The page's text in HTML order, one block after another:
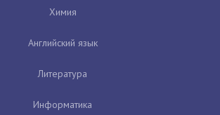
Химия
Английский язык
Литература
Информатика